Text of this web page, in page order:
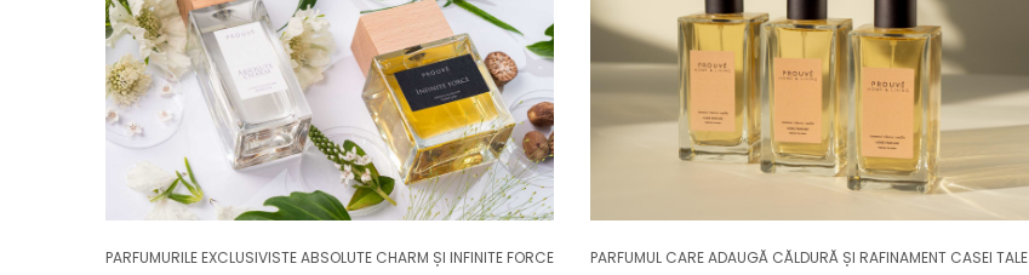
PARFUMURILE EXCLUSIVISTE ABSOLUTE CHARM ȘI INFINITE FORCE PARFUMUL CARE ADAUGĂ CĂLDURĂ ȘI RAFINAMENT CASEI TALE